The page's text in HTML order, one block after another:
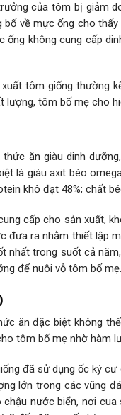
của tôm bị giảm
về mực ống cho
ống không cung cấp
tôm giống thường
lượng, tôm bố mẹ cho
ăn giàu dinh
là giàu axit béo
khô đạt 48%; chất
cấp cho sản xuất,
đưa ra nhằm thiết lập
nhất trong suốt cả
để nuôi vỗ tôm bố mẹ.
ăn đặc biệt không
tôm bố mẹ nhờ hàm
đã sử dụng ốc ký
lớn trong các vũng
nước biển, nơi